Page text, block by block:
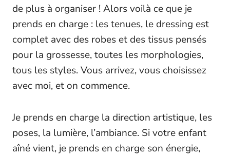
de plus à organiser ! Alors voilà ce que je
prends en charge : les tenues, le dressing est
complet avec des robes et des tissus pensés
pour la grossesse, toutes les morphologies,
tous les styles. Vous arrivez, vous choisissez
avec moi, et on commence.
Je prends en charge la direction artistique, les
poses, la lumière, l’ambiance. Si votre enfant
aîné vient, je prends en charge son énergie,